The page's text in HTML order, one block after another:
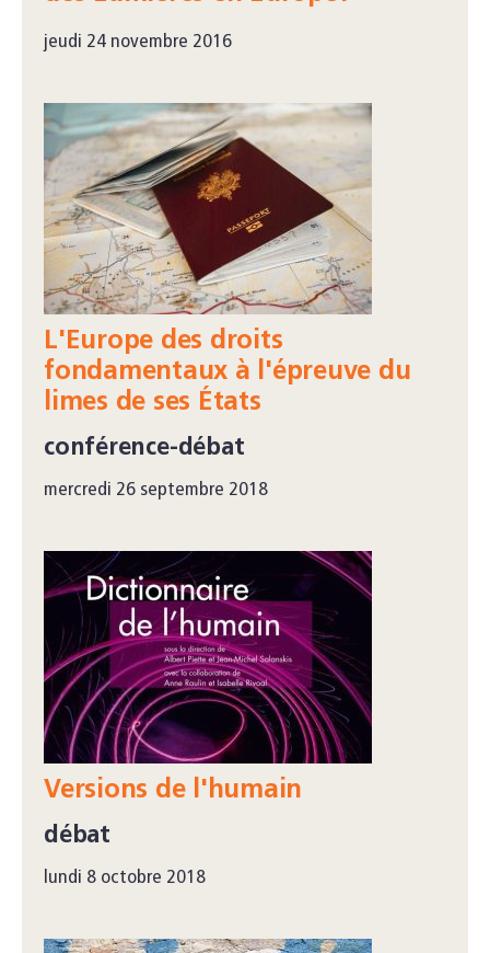
jeudi 24 novembre 2016
L'Europe des droits
fondamentaux à l'épreuve du
limes de ses États
conférence-débat
mercredi 26 septembre 2018
Versions de l'humain
débat
lundi 8 octobre 2018